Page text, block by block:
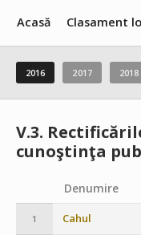
Acasă Clasament
2016 2017 2018
V.3.
cunoştinţa
Denumire
1 Cahul